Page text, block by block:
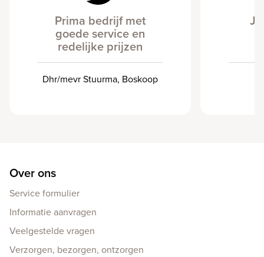
Prima bedrijf met
goede service en
redelijke prijzen
Dhr/mevr Stuurma, Boskoop
Over ons
Service formulier
Informatie aanvragen
Veelgestelde vragen
Verzorgen, bezorgen, ontzorgen